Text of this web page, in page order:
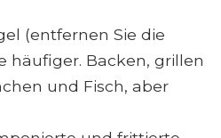
(entfernen Sie die
häufiger. Backen, grillen
und Fisch, aber